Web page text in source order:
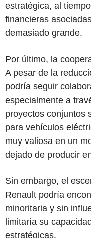
estratégica, al
financieras
demasiado grande.
Por último, la
A pesar de la
podría seguir
especialmente a
proyectos conjuntos
para vehículos
muy valiosa en un
dejado de producir
Sin embargo, el
Renault podría
minoritaria y sin
limitaría su
estratégicas.